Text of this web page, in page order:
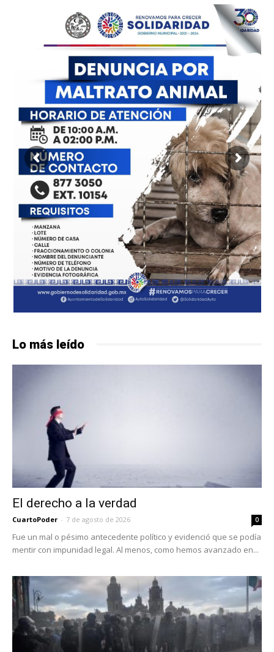
Lo más leído
El derecho a la verdad
CuartoPoder - 7 de agosto de 2026 0
Fue un mal o pésimo antecedente político y evidenció que se podía
mentir con impunidad legal. Al menos, como hemos avanzado en...